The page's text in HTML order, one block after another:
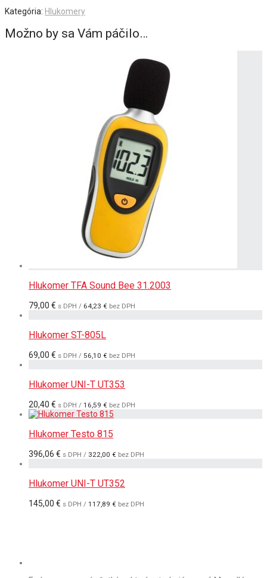
Kategória: Hlukomery
Možno by sa Vám páčilo…
Hlukomer TFA Sound Bee 31.2003
79,00 € s DPH / 64,23 € bez DPH
Hlukomer ST-805L
69,00 € s DPH / 56,10 € bez DPH
Hlukomer UNI-T UT353
20,40 € s DPH / 16,59 € bez DPH
Hlukomer Testo 815
396,06 € s DPH / 322,00 € bez DPH
Hlukomer UNI-T UT352
145,00 € s DPH / 117,89 € bez DPH